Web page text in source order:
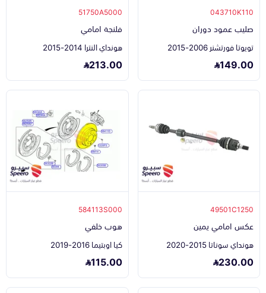
043710K110
صليب عمود دوران
تويوتا فورتشنر 2006-2015
149.00
51750A5000
فلنجة امامي
هونداي النترا 2014-2015
213.00
49501C1250
عكس امامي يمين
هونداي سوناتا 2015-2020
230.00
584113S000
هوب خلفي
كيا اوبتيما 2016-2019
115.00